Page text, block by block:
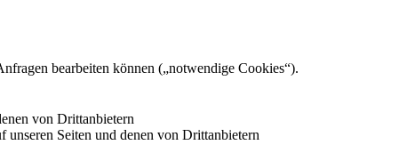
bearbeiten können („notwendige Cookies“).
von Drittanbietern
unseren Seiten und denen von Drittanbietern